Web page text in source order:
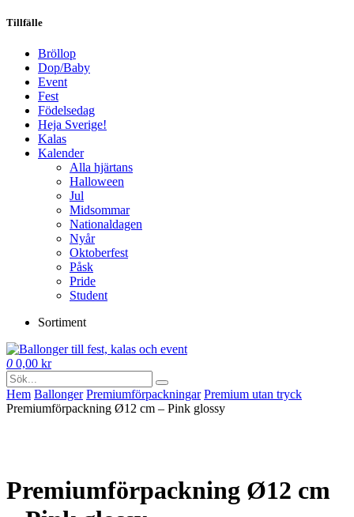
Tillfälle
Bröllop
Dop/Baby
Event
Fest
Födelsedag
Heja Sverige!
Kalas
Kalender
Alla hjärtans
Halloween
Jul
Midsommar
Nationaldagen
Nyår
Oktoberfest
Påsk
Pride
Student
Sortiment
0 0,00 kr
Hem Ballonger Premium­förpackningar Premium utan tryck
Premiumförpackning Ø12 cm – Pink glossy
Premiumförpackning Ø12 cm